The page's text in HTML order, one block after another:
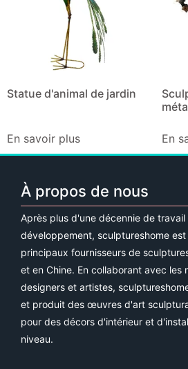
Statue d'animal de jardin
En savoir plus En
À propos de nous
Après plus d'une décennie de
développement, sculptureshome
principaux fournisseurs de
et en Chine. En collaborant avec les
designers et artistes,
et produit des œuvres d'art
pour des décors d'intérieur et
niveau.